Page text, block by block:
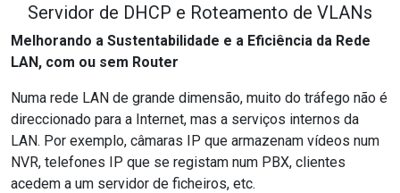
Servidor de DHCP e Roteamento de VLANs
Melhorando a Sustentabilidade e a Eficiência da Rede
LAN, com ou sem Router
Numa rede LAN de grande dimensão, muito do tráfego não é
direccionado para a Internet, mas a serviços internos da
LAN. Por exemplo, câmaras IP que armazenam vídeos num
NVR, telefones IP que se registam num PBX, clientes
acedem a um servidor de ficheiros, etc.